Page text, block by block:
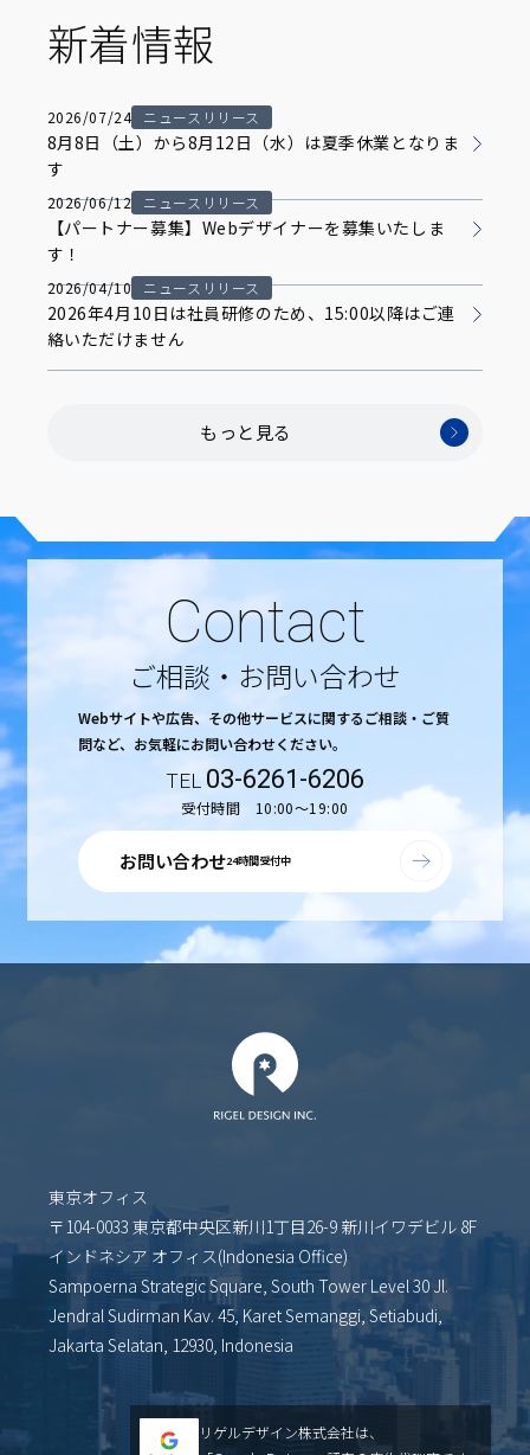
新着情報
2026/07/24 ニュースリリース
8月8日（土）から8月12日（水）は夏季休業となりま
す
2026/06/12 ニュースリリース
【パートナー募集】Webデザイナーを募集いたしま
す！
2026/04/10 ニュースリリース
2026年4月10日は社員研修のため、15:00以降はご連
絡いただけません
もっと見る
Contact
ご相談・お問い合わせ
Webサイトや広告、その他サービスに関するご相談・ご質
問など、 お気軽にお問い合わせください。
03-6261-6206
受付時間 10:00〜19:00
お問い合わせ24時間受付中
東京オフィス
〒104-0033 東京都中央区新川1丁目26-9 新川イワデビル 8F
インドネシア オフィス(Indonesia Office)
Sampoerna Strategic Square, South Tower Level 30 Jl.
Jendral Sudirman Kav. 45, Karet Semanggi, Setiabudi,
Jakarta Selatan, 12930, Indonesia
リゲルデザイン株式会社は、